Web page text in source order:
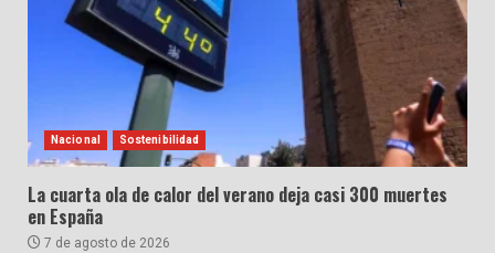
Nacional Sostenibilidad
La cuarta ola de calor del verano deja casi 300 muertes
en España
7 de agosto de 2026